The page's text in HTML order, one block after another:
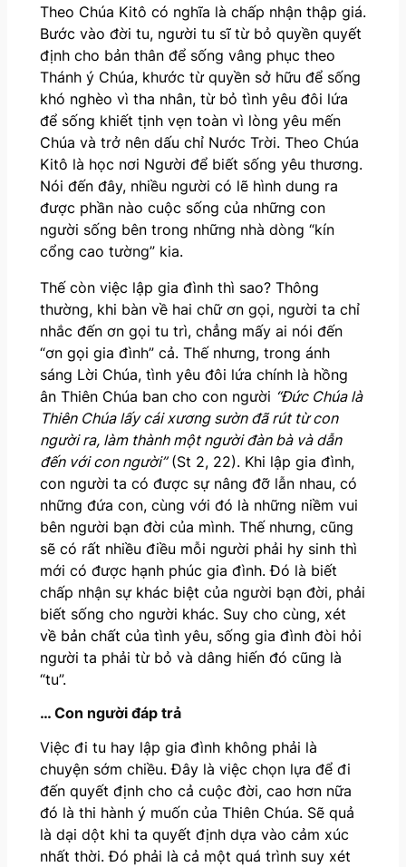
Theo Chúa Kitô có nghĩa là chấp nhận thập giá.
Bước vào đời tu, người tu sĩ từ bỏ quyền quyết
định cho bản thân để sống vâng phục theo
Thánh ý Chúa, khước từ quyền sở hữu để sống
khó nghèo vì tha nhân, từ bỏ tình yêu đôi lứa
để sống khiết tịnh vẹn toàn vì lòng yêu mến
Chúa và trở nên dấu chỉ Nước Trời. Theo Chúa
Kitô là học nơi Người để biết sống yêu thương.
Nói đến đây, nhiều người có lẽ hình dung ra
được phần nào cuộc sống của những con
người sống bên trong những nhà dòng “kín
cổng cao tường” kia.
Thế còn việc lập gia đình thì sao? Thông
thường, khi bàn về hai chữ ơn gọi, người ta chỉ
nhắc đến ơn gọi tu trì, chẳng mấy ai nói đến
“ơn gọi gia đình” cả. Thế nhưng, trong ánh
sáng Lời Chúa, tình yêu đôi lứa chính là hồng
ân Thiên Chúa ban cho con người “Đức Chúa là
Thiên Chúa lấy cái xương sườn đã rút từ con
người ra, làm thành một người đàn bà và dẫn
đến với con người”(St 2, 22). Khi lập gia đình,
con người ta có được sự nâng đỡ lẫn nhau, có
những đứa con, cùng với đó là những niềm vui
bên người bạn đời của mình. Thế nhưng, cũng
sẽ có rất nhiều điều mỗi người phải hy sinh thì
mới có được hạnh phúc gia đình. Đó là biết
chấp nhận sự khác biệt của người bạn đời, phải
biết sống cho người khác. Suy cho cùng, xét
về bản chất của tình yêu, sống gia đình đòi hỏi
người ta phải từ bỏ và dâng hiến đó cũng là
“tu”.
… Con người đáp trả
Việc đi tu hay lập gia đình không phải là
chuyện sớm chiều. Đây là việc chọn lựa để đi
đến quyết định cho cả cuộc đời, cao hơn nữa
đó là thi hành ý muốn của Thiên Chúa. Sẽ quả
là dại dột khi ta quyết định dựa vào cảm xúc
nhất thời. Đó phải là cả một quá trình suy xét